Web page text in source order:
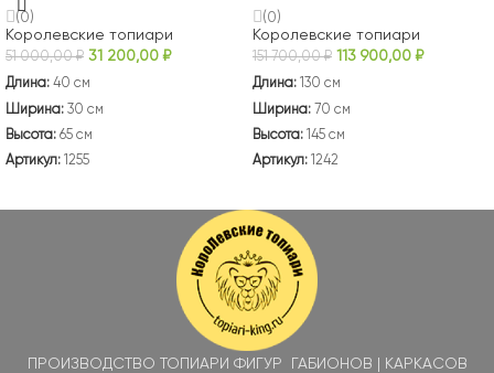
(0)
Королевские топиари
51 000,00₽ 31 200,00₽
Длина: 40 см
Ширина: 30 см
Высота: 65 см
Артикул: 1255
(0)
Королевские топиари
151 700,00₽ 113 900,00₽
Длина: 130 см
Ширина: 70 см
Высота: 145 см
Артикул: 1242
ПРОИЗВОДСТВО ТОПИАРИ ФИГУР ГАБИОНОВ | КАРКАСОВ